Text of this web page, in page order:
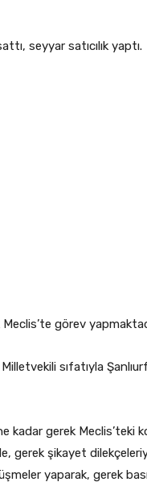
seyyar satıcılık yaptı.
görev
sıfatıyla
kadar gerek Meclis’teki
gerek şikayet
yaparak, gerek